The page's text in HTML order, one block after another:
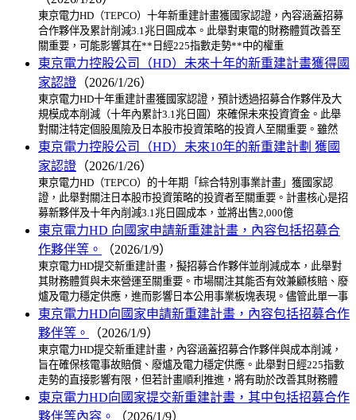
東京電力HD（TEPCO）十年新重建計畫獲國家認證，內容涵蓋招募
合作夥伴及累計削減3.1兆日圓成本。此舉對東電的財務體質改善至
關重要，可能影響其在**日經225指數走勢**中的權重
東京電力控股公司（HD）未來十年的新重建計畫獲得國
家認證 （2026/1/26）
東京電力HD十年重建計畫獲國家認證，預計透過招募合作夥伴及大
規模成本削減（十年內累計3.1兆日圓）來確保未來投資資金。此舉
對關注特定個股風險及日本股市投資策略的投資人至關重要。雖然
東京電力控股公司（HD）未來10年的新重建計劃 獲國
家認證 （2026/1/26）
東京電力HD（TEPCO）的十年期「綜合特別事業計畫」獲國家認
證，此舉對關注日本股市投資策略的投資者至關重要。計畫核心是招
募新夥伴及十年內削減3.1兆日圓成本，並將出售2,000億
東京電力HD 向國家申請新重建計畫，內容包括招募合
作夥伴等。
（2026/1/9）
東京電力HD提交新重建計畫，擬招募合作夥伴並削減成本，此舉對
其財務體質與未來營運至關重要。市場關注其能否有效兼顧核賠、廢
爐及電力穩定供應，進而影響日本公用事業板塊表現。儘管此單一事
東京電力HD向國家申請新重建計畫，內容包括招募合作
夥伴等。
（2026/1/9）
東京電力HD提交新重建計畫，內容涵蓋招募合作夥伴與成本削減，
旨在確保核電事故賠償、廢爐及電力穩定供應。此舉對日經225指數
走勢的直接影響有限，但若計畫順利推進，將有助於改善其財務體
東京電力HD向國家提交新重建計畫，其中包括招募合作
夥伴等內容。
（2026/1/9）